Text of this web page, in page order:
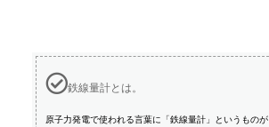
鉄線量計とは。
原子力発電で使われる言葉に「鉄線量計」というものが